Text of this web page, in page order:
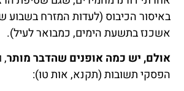
באיסור הכיבוס (לעדות המזרח בשבוע
אשכנז בתשעת הימים, כמבואר לעיל).
אולם, יש כמה אופנים שהדבר מותר,
הפסקי תשובות (תקנא, אות טו):